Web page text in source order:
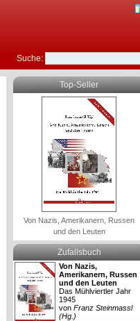
Suche:
Top-Seller
Von Nazis, Amerikanern, Russen
und den Leuten
Zufallsbuch
Von Nazis,
Amerikanern, Russen
und den Leuten
Das Mühlviertler Jahr
1945
von Franz Steinmassl
(Hg.)